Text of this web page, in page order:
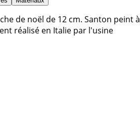
de noël de 12 cm. Santon peint à
réalisé en Italie par l'usine